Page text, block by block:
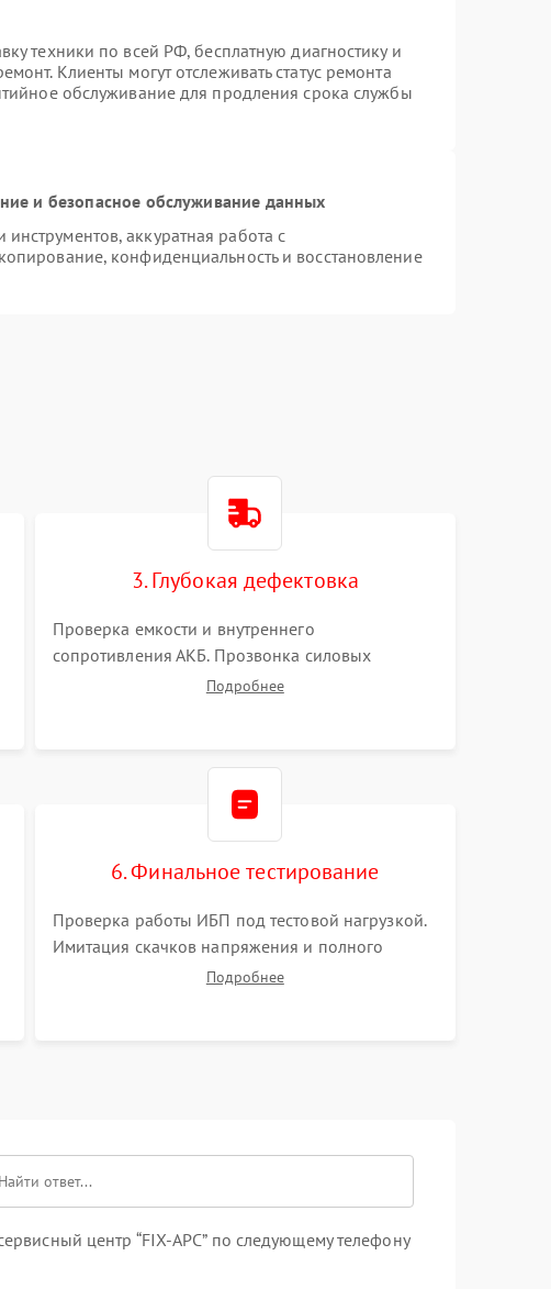
техники по всей РФ, бесплатную диагностику и
Клиенты могут отслеживать статус ремонта
обслуживание для продления срока службы
и безопасное обслуживание данных
аккуратная работа с
конфиденциальность и восстановление
3. Глубокая дефектовка
Проверка емкости и внутреннего
сопротивления АКБ. Прозвонка силовых
транзисторов инвертора, диодов, реле
Подробнее
6. Финальное тестирование
Проверка работы ИБП под тестовой нагрузкой.
Имитация скачков напряжения и полного
отключения сети. Контроль времени автономной
Подробнее
центр “FIX-APC” по следующему телефону